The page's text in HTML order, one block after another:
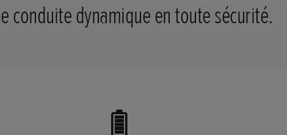
conduite dynamique en toute sécurité.